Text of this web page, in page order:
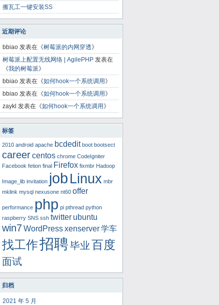
搬瓦工一键安装SS
近期评论
bbiao 发表在《树莓派的内网穿透》
树莓派上配置无线网络 | AgilePHP 发表在
《我的树莓派》
bbiao 发表在《如何hook一个系统调用 》
bbiao 发表在《如何hook一个系统调用 》
zaykl 发表在《如何hook一个系统调用 》
标签
2010 android apache bcdedit boot bootsect
careercentos chrome CodeIgniter
Facebook fetion final Firefox fixmbr Hadoop
Image_lib invitation jobLinux mbr
mklink mysql nexusone nt60 offer
performance php pi pthread python
raspberry SNS ssh twitter ubuntu
win7WordPressxenserver学车
找工作招聘毕业百度
面试
归档
2021 年 5 月